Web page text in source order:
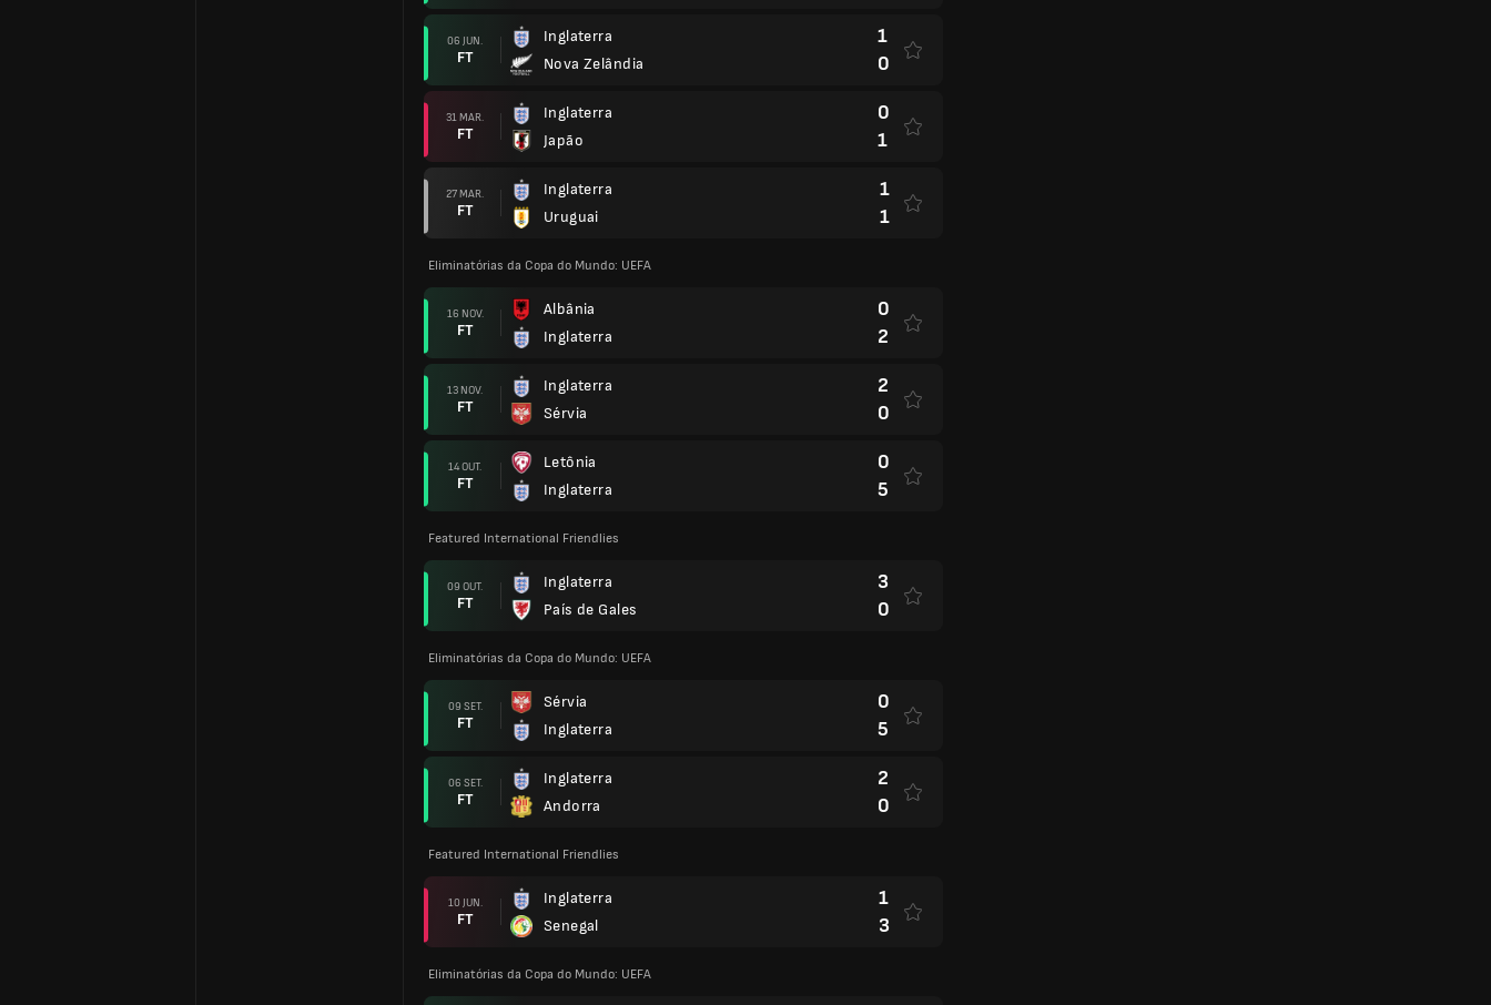
06 JUN.
FT
Inglaterra
Nova Zelândia
1
0
31 MAR.
FT
Inglaterra
Japão
0
1
27 MAR.
FT
Inglaterra
Uruguai
1
1
Eliminatórias da Copa do Mundo: UEFA
16 NOV.
FT
Albânia
Inglaterra
0
2
13 NOV.
FT
Inglaterra
Sérvia
2
0
14 OUT.
FT
Letônia
Inglaterra
0
5
Featured International Friendlies
09 OUT.
FT
Inglaterra
País de Gales
3
0
Eliminatórias da Copa do Mundo: UEFA
09 SET.
FT
Sérvia
Inglaterra
0
5
06 SET.
FT
Inglaterra
Andorra
2
0
Featured International Friendlies
10 JUN.
FT
Inglaterra
Senegal
1
3
Eliminatórias da Copa do Mundo: UEFA